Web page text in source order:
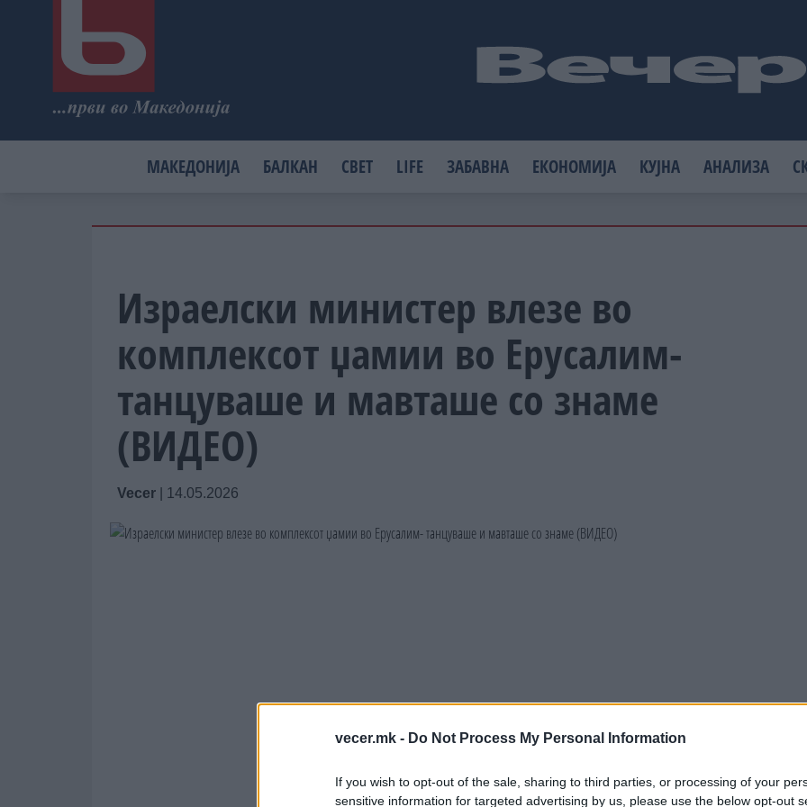
vecer.mk - Do Not Process My Personal Information
If you wish to opt-out of the sale, sharing to third parties, or processing of your
sensitive information for targeted advertising by us, please use the below opt-out
МАКЕДОНИЈА БАЛКАН СВЕТ LIFE ЗАБАВНА ЕКОНОМИЈА КУЈНА АНАЛИЗА
Израелски министер влезе во
комплексот џамии во Ерусалим-
танцуваше и мавташе со знаме
(ВИДЕО)
Vecer 14.05.2026